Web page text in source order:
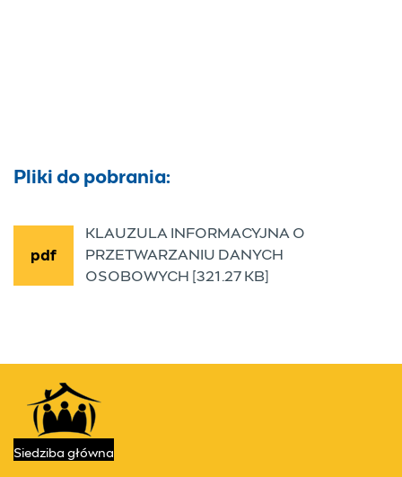
Pliki do pobrania:
pdf
KLAUZULA INFORMACYJNA O
PRZETWARZANIU DANYCH
OSOBOWYCH [321.27 KB]
Kontakt
Siedziba główna